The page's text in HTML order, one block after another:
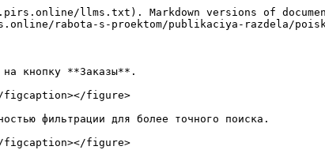
llms.txt). Markdown versions of
rabota-s-proektom/publikaciya-razdela/poisk-
на кнопку **Заказы**.
figcaption></figure>
фильтрации для более точного поиска.
figcaption></figure>